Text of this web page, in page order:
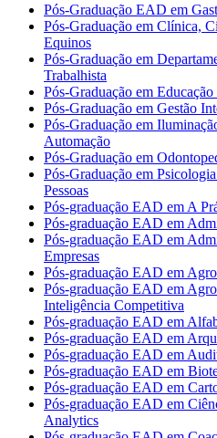
Pós-Graduação EAD em
Pós-Graduação em Clínica,
Equinos
Pós-Graduação em
Trabalhista
Pós-Graduação em
Pós-Graduação em Gestão
Pós-Graduação em
Automação
Pós-Graduação em
Pós-Graduação em
Pessoas
Pós-graduação EAD em A
Pós-graduação EAD em
Pós-graduação EAD em
Empresas
Pós-graduação EAD em
Pós-graduação EAD em
Inteligência Competitiva
Pós-graduação EAD em
Pós-graduação EAD em
Pós-graduação EAD em
Pós-graduação EAD em
Pós-graduação EAD em
Pós-graduação EAD em
Analytics